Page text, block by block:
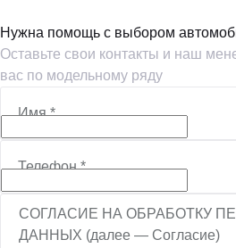
Нужна помощь с выбором
Оставьте свои контакты и наш
вас по модельному ряду
Имя*
Телефон*
СОГЛАСИЕ НА ОБРАБОТКУ
ДАННЫХ (далее — Согласие)